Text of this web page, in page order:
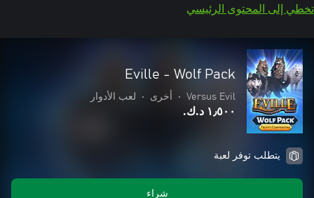
تخطي إلى المحتوى الرئيسي
Eville - Wolf Pack
Versus Evil
• أخرى • لعب الأدوار
١٫٥٠٠ د.ك.‏
يتطلب توفر لعبة
شراء